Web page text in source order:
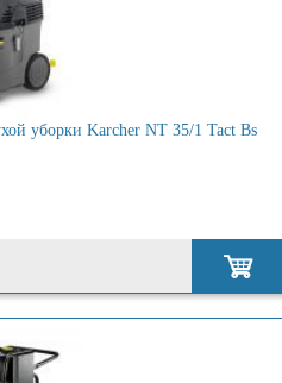
уборки Karcher NT 35/1 Tact Bs